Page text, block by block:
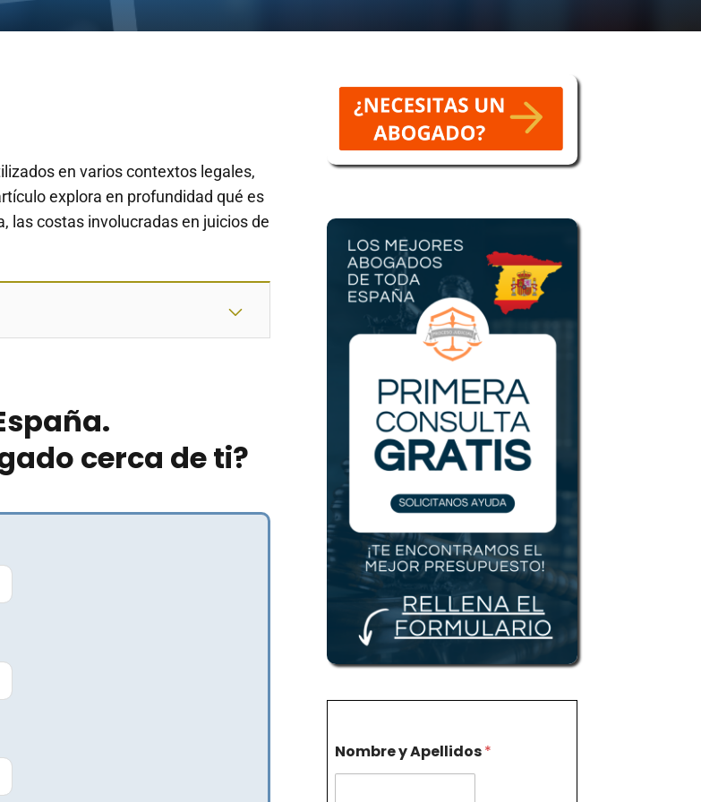
en varios contextos legales,
explora en profundidad qué es
las costas involucradas en juicios de
cerca de ti?
Nombre y Apellidos*